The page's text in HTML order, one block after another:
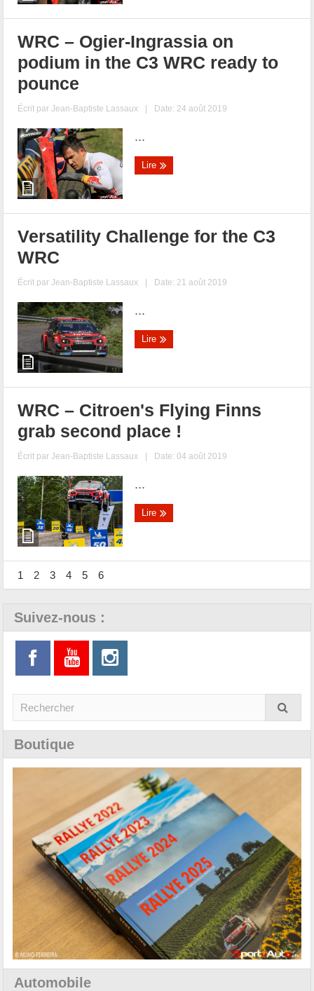
WRC – Ogier-Ingrassia on
podium in the C3 WRC ready to
pounce
Écrit parJean-Baptiste Lassaux | Date: 24 août 2019
...
Lire
Versatility Challenge for the C3
WRC
Écrit parJean-Baptiste Lassaux | Date: 21 août 2019
...
Lire
WRC – Citroen's Flying Finns
grab second place !
Écrit parJean-Baptiste Lassaux | Date: 04 août 2019
...
Lire
1 2 3 4 5 6
Suivez-nous :
Boutique
Automobile